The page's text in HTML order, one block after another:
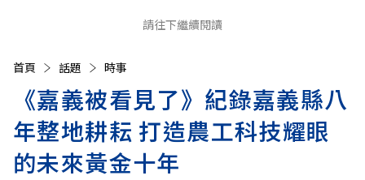
請往下繼續閱讀
首頁 話題 時事
《嘉義被看見了》紀錄嘉義縣八
年整地耕耘 打造農工科技耀眼
的未來黃金十年